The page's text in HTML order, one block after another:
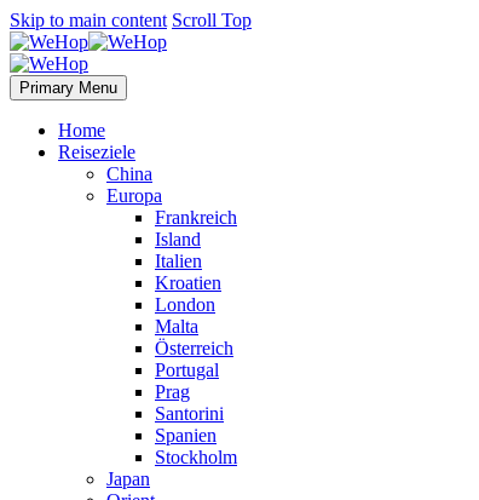
Skip to main content Scroll Top
Primary Menu
Home
Reiseziele
China
Europa
Frankreich
Island
Italien
Kroatien
London
Malta
Österreich
Portugal
Prag
Santorini
Spanien
Stockholm
Japan